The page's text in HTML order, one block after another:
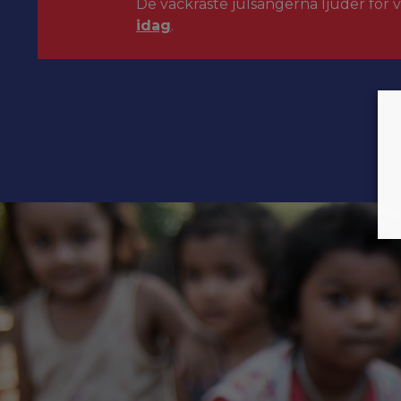
De vackraste julsångerna ljuder för
idag.